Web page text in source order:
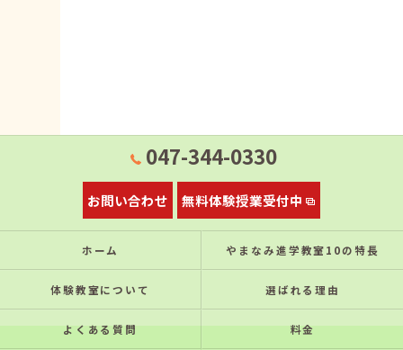
047-344-0330
お問い合わせ 無料体験授業受付中
ホーム やまなみ進学教室10の特⻑
体験教室について 選ばれる理由
よくある質問 料金